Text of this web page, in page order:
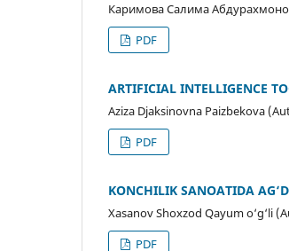
Каримова Салима
PDF
ARTIFICIAL INTELLIGENCE
Aziza Djaksinovna Paizbekova
PDF
KONCHILIK SANOATIDA
Xasanov Shoxzod Qayum o‘g‘li
PDF